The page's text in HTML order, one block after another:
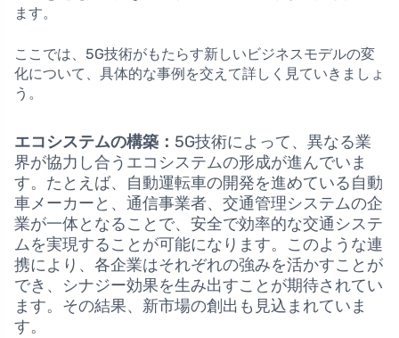
ます。
ここでは、5G技術がもたらす新しいビジネスモデルの変
化について、具体的な事例を交えて詳しく見ていきましょ
う。
エコシステムの構築： 5G技術によって、異なる業
界が協力し合うエコシステムの形成が進んでいま
す。たとえば、自動運転車の開発を進めている自動
車メーカーと、通信事業者、交通管理システムの企
業が一体となることで、安全で効率的な交通システ
ムを実現することが可能になります。このような連
携により、各企業はそれぞれの強みを活かすことが
でき、シナジー効果を生み出すことが期待されてい
ます。その結果、新市場の創出も見込まれていま
す。